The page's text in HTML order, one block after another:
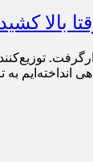
بالا کشید
به